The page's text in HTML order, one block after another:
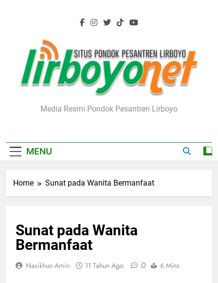
Lirboyo.net
Media Resmi Pondok Pesantren Lirboyo
MENU
Home Sunat pada Wanita Bermanfaat
Sunat pada Wanita
Bermanfaat
Nasikhun Amin 11 Tahun Ago 0 6 Mins